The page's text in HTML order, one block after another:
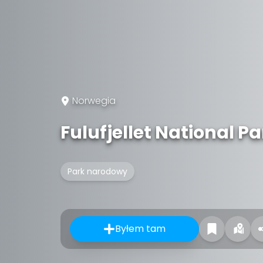
Norwegia
Fulufjellet National
Park narodowy
Byłem tam